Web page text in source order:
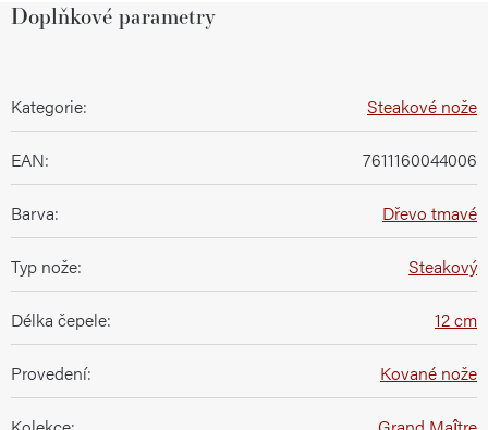
Doplňkové parametry
Kategorie: Steakové nože
EAN: 7611160044006
Barva: Dřevo tmavé
Typ nože: Steakový
Délka čepele: 12 cm
Provedení: Kované nože